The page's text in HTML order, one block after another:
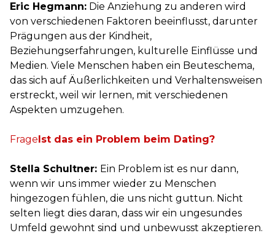
Eric Hegmann: Die Anziehung zu anderen wird
von verschiedenen Faktoren beeinflusst, darunter
Prägungen aus der Kindheit,
Beziehungserfahrungen, kulturelle Einflüsse und
Medien. Viele Menschen haben ein Beuteschema,
das sich auf Äußerlichkeiten und Verhaltensweisen
erstreckt, weil wir lernen, mit verschiedenen
Aspekten umzugehen.
Ist das ein Problem beim Dating?
Stella Schultner: Ein Problem ist es nur dann,
wenn wir uns immer wieder zu Menschen
hingezogen fühlen, die uns nicht guttun. Nicht
selten liegt dies daran, dass wir ein ungesundes
Umfeld gewohnt sind und unbewusst akzeptieren.